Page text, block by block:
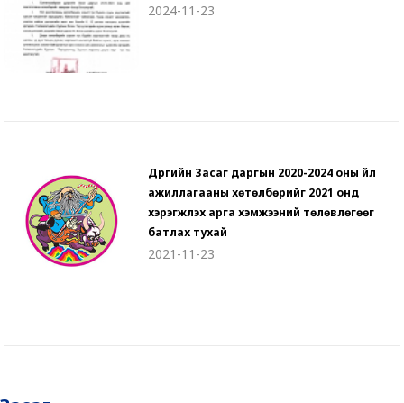
2024-11-23
Дүүргийн Засаг даргын 2020-2024 оны үйл
ажиллагааны хөтөлбөрийг 2021 онд
хэрэгжүүлэх арга хэмжээний төлөвлөгөөг
батлах тухай
2021-11-23